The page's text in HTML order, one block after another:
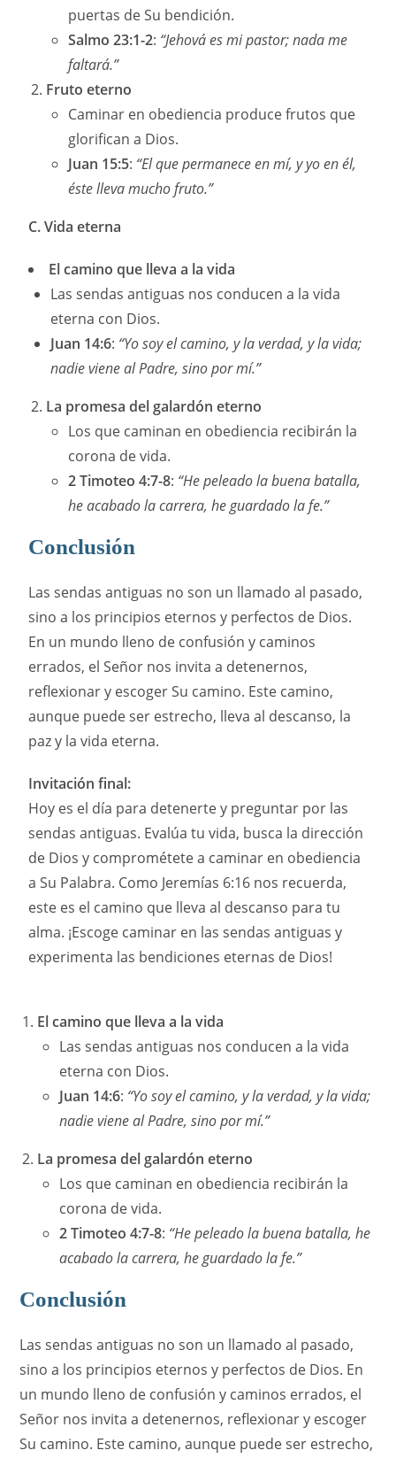
puertas de Su bendición.
Salmo 23:1-2: “Jehová es mi pastor; nada me
faltará.”
Fruto eterno
Caminar en obediencia produce frutos que
glorifican a Dios.
Juan 15:5: “El que permanece en mí, y yo en él,
éste lleva mucho fruto.”
C. Vida eterna
El camino que lleva a la vida
Las sendas antiguas nos conducen a la vida
eterna con Dios.
Juan 14:6: “Yo soy el camino, y la verdad, y la vida;
nadie viene al Padre, sino por mí.”
La promesa del galardón eterno
Los que caminan en obediencia recibirán la
corona de vida.
2 Timoteo 4:7-8: “He peleado la buena batalla,
he acabado la carrera, he guardado la fe.”
Conclusión
Las sendas antiguas no son un llamado al pasado,
sino a los principios eternos y perfectos de Dios.
En un mundo lleno de confusión y caminos
errados, el Señor nos invita a detenernos,
reflexionar y escoger Su camino. Este camino,
aunque puede ser estrecho, lleva al descanso, la
paz y la vida eterna.
Invitación final:
Hoy es el día para detenerte y preguntar por las
sendas antiguas. Evalúa tu vida, busca la dirección
de Dios y comprométete a caminar en obediencia
a Su Palabra. Como Jeremías 6:16 nos recuerda,
este es el camino que lleva al descanso para tu
alma. ¡Escoge caminar en las sendas antiguas y
experimenta las bendiciones eternas de Dios!
El camino que lleva a la vida
Las sendas antiguas nos conducen a la vida
eterna con Dios.
Juan 14:6: “Yo soy el camino, y la verdad, y la vida;
nadie viene al Padre, sino por mí.”
La promesa del galardón eterno
Los que caminan en obediencia recibirán la
corona de vida.
2 Timoteo 4:7-8: “He peleado la buena batalla, he
acabado la carrera, he guardado la fe.”
Conclusión
Las sendas antiguas no son un llamado al pasado,
sino a los principios eternos y perfectos de Dios. En
un mundo lleno de confusión y caminos errados, el
Señor nos invita a detenernos, reflexionar y escoger
Su camino. Este camino, aunque puede ser estrecho,